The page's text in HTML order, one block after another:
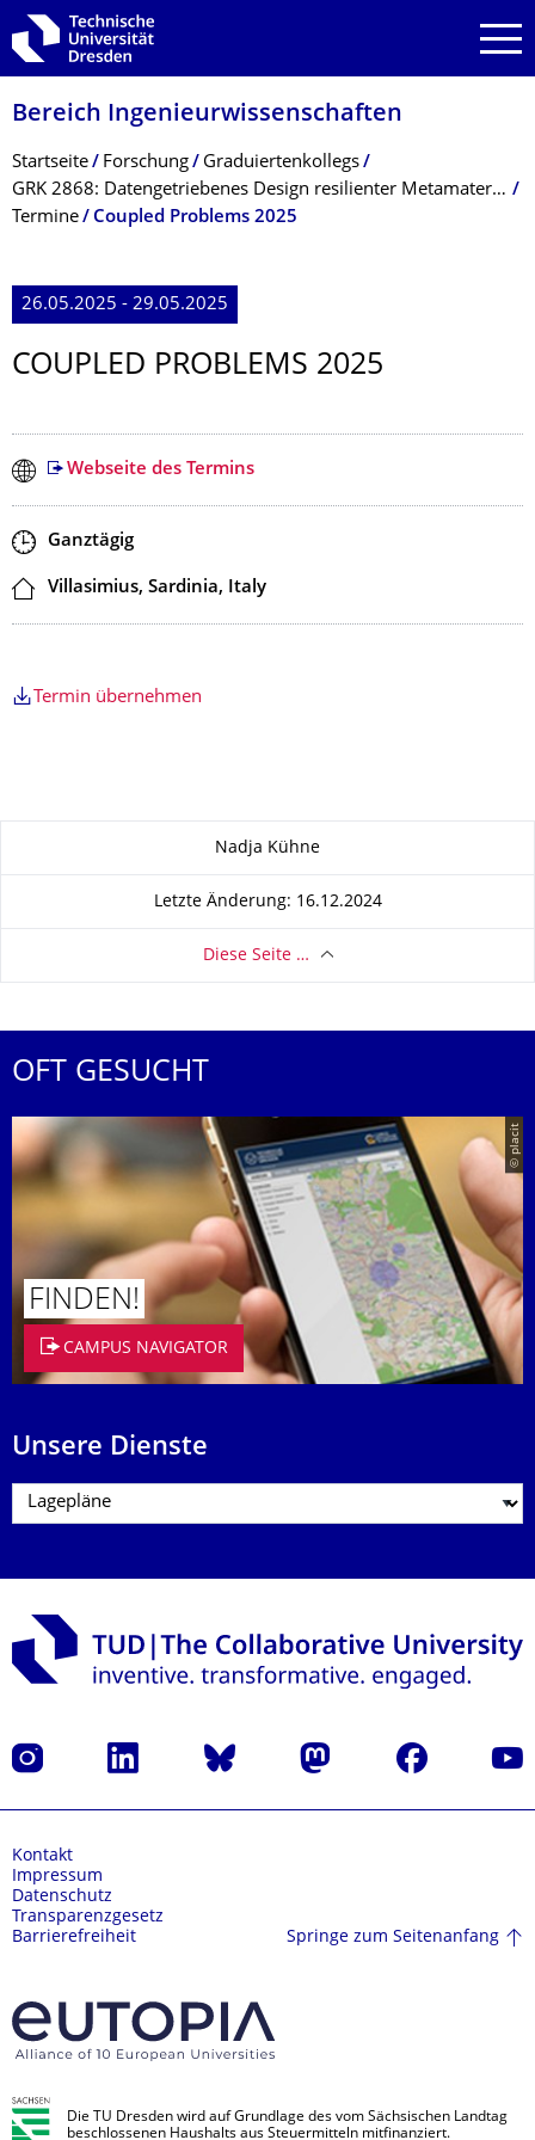
Zur Hauptnavigation springen
Zur Suche springen
Zum Inhalt springen
Bereich Ingenieur­wissen­schaften
Breadcrumb-Menü
Startseite Forschung
Graduiertenkollegs
GRK 2868: Datengetriebe­nes Design resilienter Metamaterialien
Termine
Coupled Problems 2025
26.05.2025 - 29.05.2025
COUPLED PROBLEMS 2025
Webseite des Termins
Zeit
Ganztägig
Ort
Villasimius, Sardinia, Italy
Termin übernehmen
Nadja Kühne
Letzte Änderung: 16.12.2024
Diese Seite …
OFT GESUCHT
© placit
FINDEN!
CAMPUS NAVIGATOR
Unsere Dienste
Instagram LinkedIn Bluesky Mastodon Facebook
Kontakt
Impressum
Datenschutz
Transparenzgesetz
Barrierefreiheit
Springe zum Seitenanfang
Die TU Dresden wird auf Grundlage des vom Sächsischen Landtag
beschlossenen Haushalts aus Steuermitteln mitfinanziert.